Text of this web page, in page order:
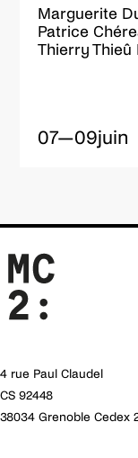
Marguerite
Patrice
Thierry Thieû
juin
07—09
4 rue Paul Claudel
CS 92448
38034 Grenoble Cedex